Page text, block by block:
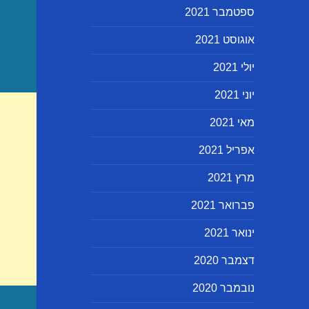
ספטמבר 2021
אוגוסט 2021
יולי 2021
יוני 2021
מאי 2021
אפריל 2021
מרץ 2021
פברואר 2021
ינואר 2021
דצמבר 2020
נובמבר 2020